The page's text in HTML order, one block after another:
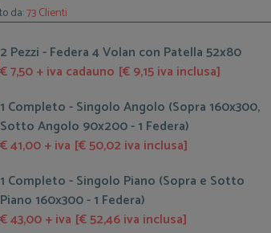
da:73 Clienti
2 Pezzi - Federa 4 Volan con Patella 52x80
€ 7,50 + iva cadauno [€ 9,15 iva inclusa]
1 Completo - Singolo Angolo (Sopra 160x300,
Sotto Angolo 90x200 - 1 Federa)
€ 41,00 + iva [€ 50,02 iva inclusa]
1 Completo - Singolo Piano (Sopra e Sotto
Piano 160x300 - 1 Federa)
€ 43,00 + iva [€ 52,46 iva inclusa]